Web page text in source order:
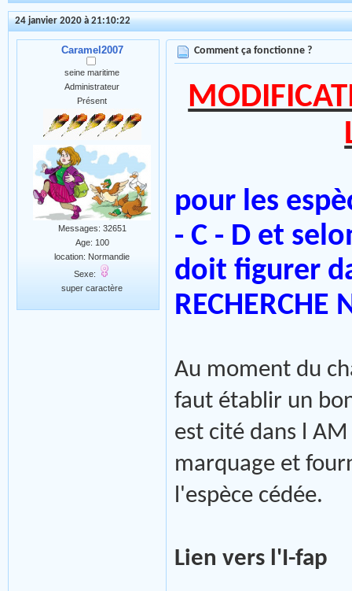
24 janvier 2020 à 21:10:22
Caramel2007
seine maritime
Administrateur
Présent
Messages: 32651
Age: 100
location: Normandie
Sexe:
super caractère
Comment ça fonctionne ?
pour les
- C - D et
doit figurer
RECHERCHE
Au moment du
faut établir un
est cité dans l
marquage et
l'espèce cédée.
Lien vers l'I-fap